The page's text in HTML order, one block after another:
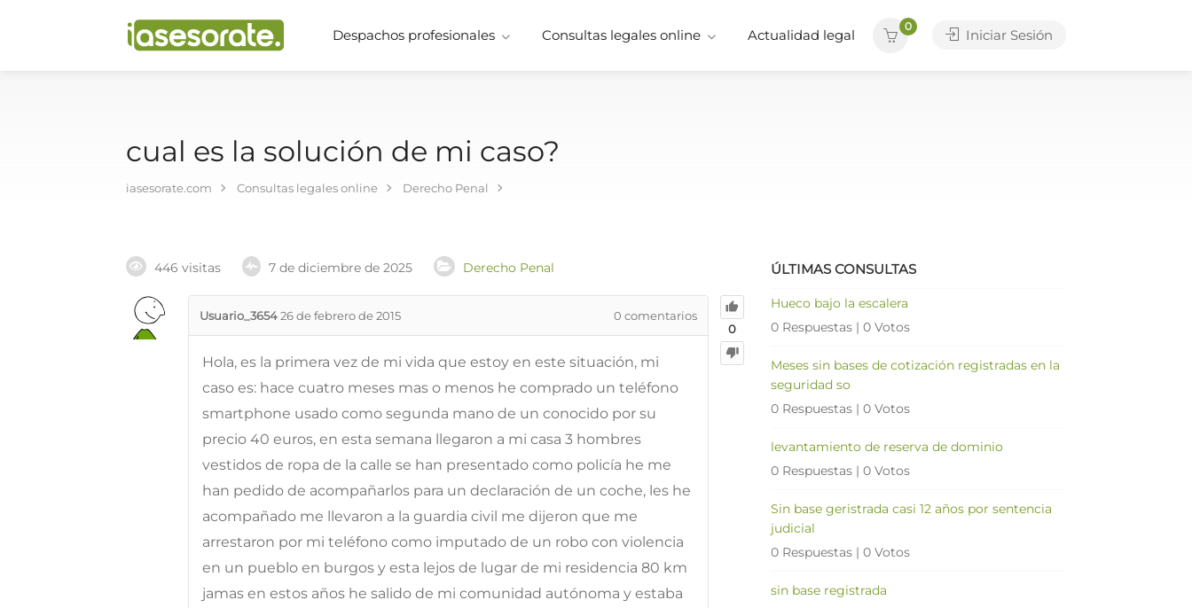
Despachos profesionales Consultas legales online Actualidad legal
0
Iniciar Sesión
cual es la solución de mi caso?
iasesorate.com Consultas legales online Derecho Penal
446 visitas 7 de diciembre de 2025 Derecho Penal
0
Usuario_365426 de febrero de 2015 0 comentarios
Hola, es la primera vez de mi vida que estoy en este situación, mi
caso es: hace cuatro meses mas o menos he comprado un teléfono
smartphone usado como segunda mano de un conocido por su
precio 40 euros, en esta semana llegaron a mi casa 3 hombres
vestidos de ropa de la calle se han presentado como policía he me
han pedido de acompañarlos para un declaración de un coche, les he
acompañado me llevaron a la guardia civil me dijeron que me
arrestaron por mi teléfono como imputado de un robo con violencia
en un pueblo en burgos y esta lejos de lugar de mi residencia 80 km
jamas en estos años he salido de mi comunidad autónoma y estaba
ÚLTIMAS CONSULTAS
Hueco bajo la escalera
0 Respuestas | 0 Votos
Meses sin bases de cotización registradas en la
seguridad so
0 Respuestas | 0 Votos
levantamiento de reserva de dominio
0 Respuestas | 0 Votos
Sin base geristrada casi 12 años por sentencia
judicial
0 Respuestas | 0 Votos
sin base registrada